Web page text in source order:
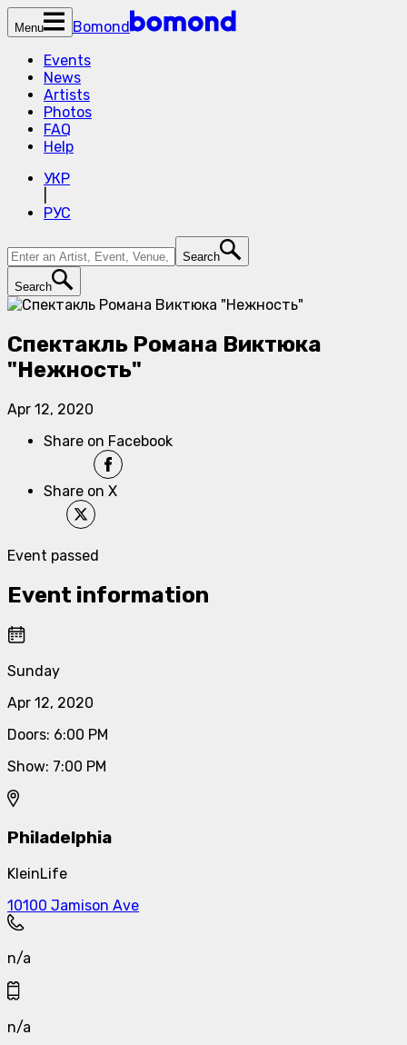
Menu
Bomond
Events
News
Artists
Photos
FAQ
Help
УКР
РУС
Search
Search
Спектакль Романа Виктюка
"Нежность"
Apr 12, 2020
Share on Facebook
Share on X
Event passed
Event information
Sunday
Apr 12, 2020
Doors: 6:00 PM
Show: 7:00 PM
Philadelphia
KleinLife
10100 Jamison Ave
n/a
n/a